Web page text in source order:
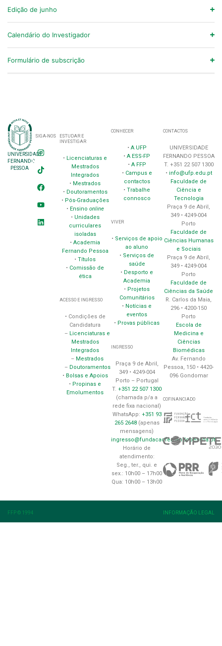
Edição de junho
Calendário do Investigador
Formulário de subscrição
UNIVERSIDADE
FERNANDO
PESSOA
SIGA-NOS
ESTUDAR E
INVESTIGAR
• Licenciaturas e
Mestrados
Integrados
• Mestrados
• Doutoramentos
• Pós-Graduações
• Ensino online
• Unidades
curriculares
isoladas
•Academia
Fernando Pessoa
•Títulos
• Comissão de
ética
ACESSO E INGRESSO
• Condições de
Candidatura
– Licenciaturas e
Mestrados
Integrados
– Mestrados
– Doutoramentos
• Bolsas e Apoios
• Propinas e
Emolumentos
CONHECER
• A UFP
•A ESS-FP
• A FFP
• Campus e
contactos
•Trabalhe
connosco
VIVER
• Serviços de apoio
ao aluno
• Serviços de
saúde
• Desporto e
Academia
• Projetos
Comunitários
• Notícias e
eventos
• Provas públicas
INGRESSO
Praça 9 de Abril,
349 • 4249-004
Porto – Portugal
T.+351 22 507 1300
(chamada p/a a
rede fixa nacional)
WhatsApp: +351 93
265 2648(apenas
mensagens)
ingresso@fundacaofernandopessoa.pt
Horário de
atendimento:
Seg., ter., qui. e
sex.: 10h00 – 17h00
Qua: 10h00 – 13h00
CONTACTOS
UNIVERSIDADE
FERNANDO PESSOA
T. +351 22 507 1300
• info@ufp.edu.pt
Faculdade de
Ciência e
Tecnologia
Praça 9 de Abril,
349 • 4249-004
Porto
Faculdade de
Ciências Humanas
e Sociais
Praça 9 de Abril,
349 • 4249-004
Porto
Faculdade de
Ciências da Saúde
R. Carlos da Maia,
296 • 4200-150
Porto
Escola de
Medicina e
Ciências
Biomédicas
Av. Fernando
Pessoa, 150 • 4420-
096 Gondomar
COFINANCIADO
FFP © 1994 INFORMAÇÃO LEGAL